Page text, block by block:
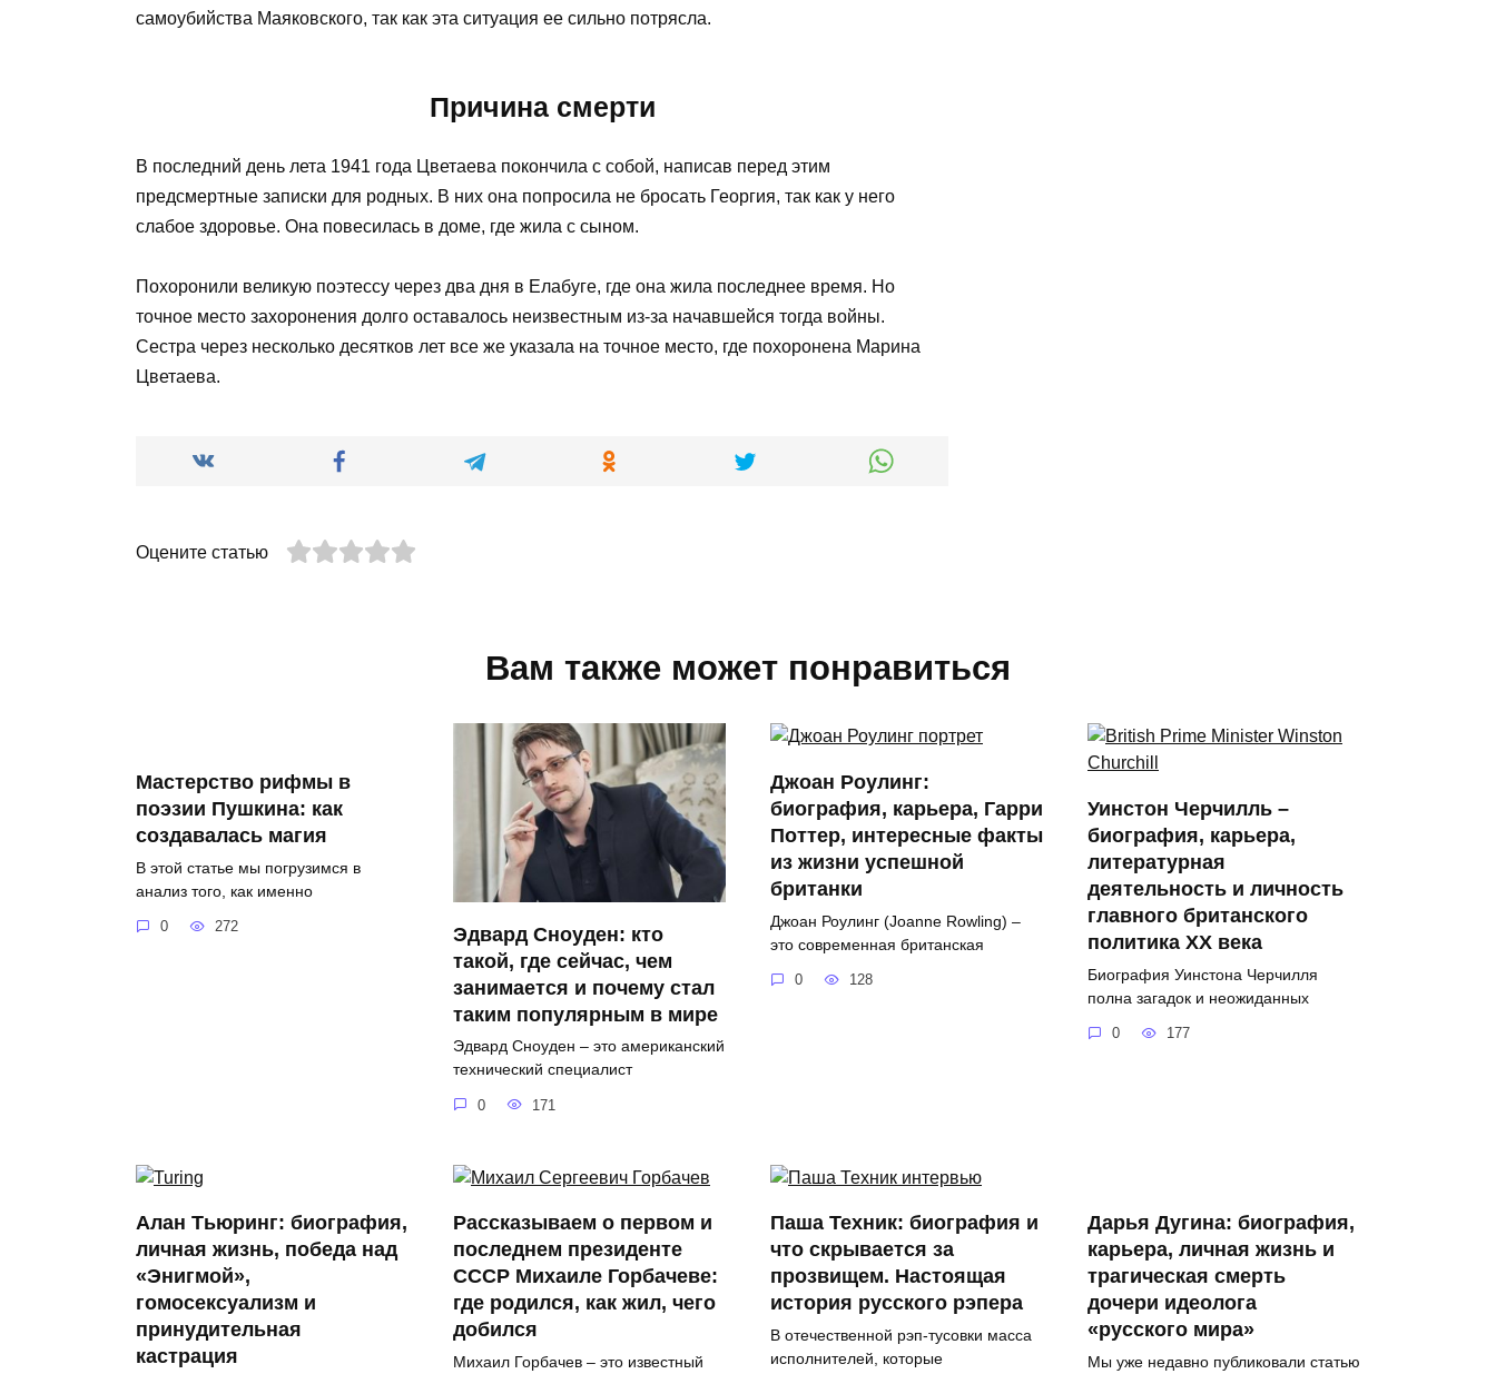
самоубийства Маяковского, так как эта ситуация ее сильно потрясла.
Причина смерти
В последний день лета 1941 года Цветаева покончила с собой, написав перед этим
предсмертные записки для родных. В них она попросила не бросать Георгия, так как у него
слабое здоровье. Она повесилась в доме, где жила с сыном.
Похоронили великую поэтессу через два дня в Елабуге, где она жила последнее время. Но
точное место захоронения долго оставалось неизвестным из-за начавшейся тогда войны.
Сестра через несколько десятков лет все же указала на точное место, где похоронена Марина
Цветаева.
Оцените статью
Вам также может понравиться
Мастерство рифмы в
поэзии Пушкина: как
создавалась магия
В этой статье мы погрузимся в
анализ того, как именно
0 272
Эдвард Сноуден: кто
такой, где сейчас, чем
занимается и почему стал
таким популярным в мире
Эдвард Сноуден – это американский
технический специалист
0 171
Джоан Роулинг:
биография, карьера, Гарри
Поттер, интересные факты
из жизни успешной
британки
Джоан Роулинг (Joanne Rowling) –
это современная британская
0 128
Уинстон Черчилль –
биография, карьера,
литературная
деятельность и личность
главного британского
политика XX века
Биография Уинстона Черчилля
полна загадок и неожиданных
0 177
Алан Тьюринг: биография,
личная жизнь, победа над
«Энигмой»,
гомосексуализм и
принудительная
кастрация
Рассказываем о первом и
последнем президенте
СССР Михаиле Горбачеве:
где родился, как жил, чего
добился
Михаил Горбачев – это известный
Паша Техник: биография и
что скрывается за
прозвищем. Настоящая
история русского рэпера
В отечественной рэп-тусовки масса
исполнителей, которые
Дарья Дугина: биография,
карьера, личная жизнь и
трагическая смерть
дочери идеолога
«русского мира»
Мы уже недавно публиковали статью